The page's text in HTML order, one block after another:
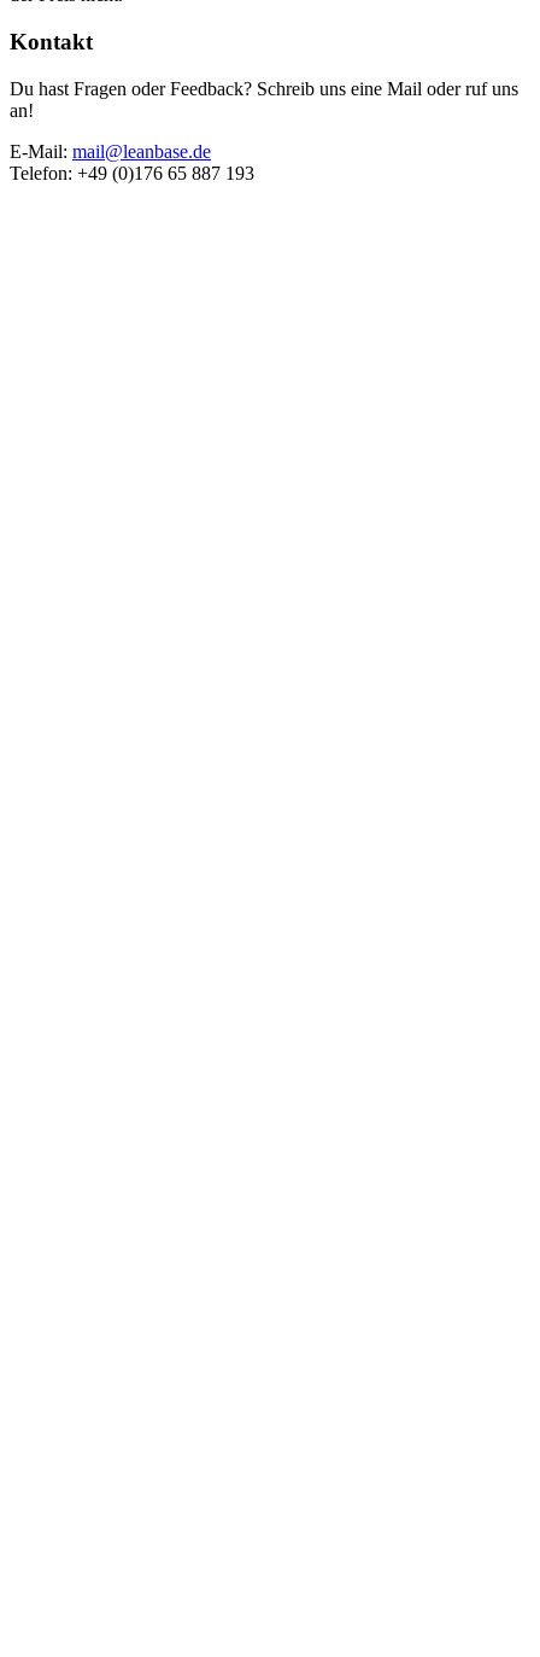
Kontakt
Du hast Fragen oder Feedback? Schreib uns eine Mail oder ruf uns
an!
E-Mail: mail@leanbase.de
Telefon: +49 (0)176 65 887 193